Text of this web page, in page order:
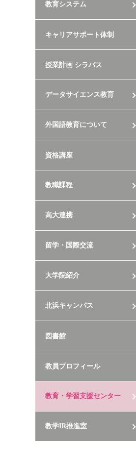
教育システム
キャリアサポート体制
授業計画 シラバス
データサイエンス教育
外国語教育について
資格講座
教職課程
高大連携
留学・国際交流
大学院紹介
北浜キャンパス
図書館
教員プロフィール
教育・学習支援センター
教学IR推進室